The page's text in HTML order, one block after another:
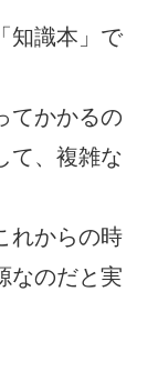
知識本」で
てかかるの
て、複雑な
れからの時
なのだと実